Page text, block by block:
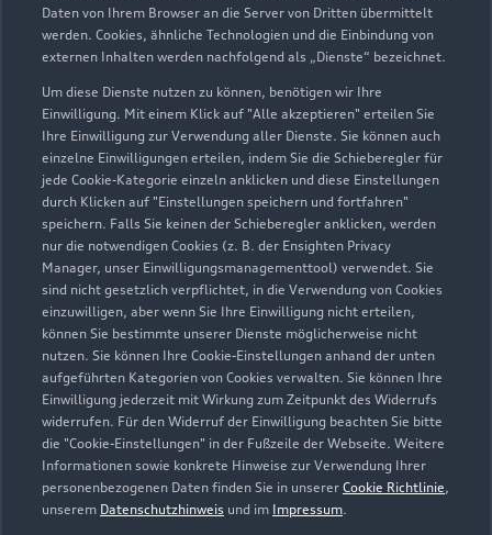
Daten von Ihrem Browser an die Server von Dritten übermittelt
werden. Cookies, ähnliche Technologien und die Einbindung von
externen Inhalten werden nachfolgend als „Dienste“ bezeichnet.
Um diese Dienste nutzen zu können, benötigen wir Ihre
Einwilligung. Mit einem Klick auf "Alle akzeptieren" erteilen Sie
Ihre Einwilligung zur Verwendung aller Dienste. Sie können auch
einzelne Einwilligungen erteilen, indem Sie die Schieberegler für
jede Cookie-Kategorie einzeln anklicken und diese Einstellungen
durch Klicken auf "Einstellungen speichern und fortfahren"
speichern. Falls Sie keinen der Schieberegler anklicken, werden
nur die notwendigen Cookies (z. B. der Ensighten Privacy
Manager, unser Einwilligungsmanagementtool) verwendet. Sie
sind nicht gesetzlich verpflichtet, in die Verwendung von Cookies
einzuwilligen, aber wenn Sie Ihre Einwilligung nicht erteilen,
können Sie bestimmte unserer Dienste möglicherweise nicht
nutzen. Sie können Ihre Cookie-Einstellungen anhand der unten
aufgeführten Kategorien von Cookies verwalten. Sie können Ihre
Einwilligung jederzeit mit Wirkung zum Zeitpunkt des Widerrufs
widerrufen. Für den Widerruf der Einwilligung beachten Sie bitte
die "Cookie-Einstellungen" in der Fußzeile der Webseite. Weitere
Informationen sowie konkrete Hinweise zur Verwendung Ihrer
personenbezogenen Daten finden Sie in unserer Cookie Richtlinie,
unserem Datenschutzhinweis und im Impressum.